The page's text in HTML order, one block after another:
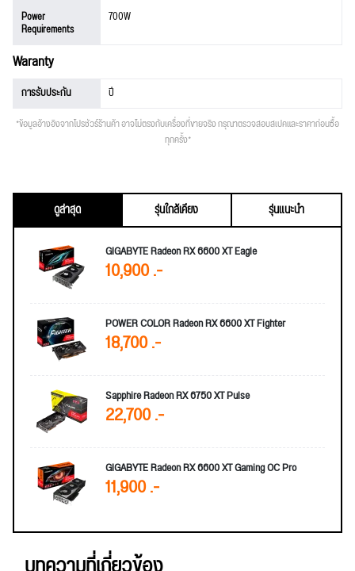
Power
Requirements
700W
Waranty
การรับประกัน ปี
*ข้อมูลอ้างอิงจากโปรชัวร์ร้านค้า อาจไม่ตรงกับเครื่องที่ขายจริง กรุณาตรวจสอบสเปคและราคาก่อนซื้อ
ทุกครั้ง*
ดูล่าสุด รุ่นใกล้เคียง
รุ่นแนะนำ
GIGABYTE Radeon RX 6600 XT Eagle
10,900 .-
POWER COLOR Radeon RX 6600 XT Fighter
18,700 .-
Sapphire Radeon RX 6750 XT Pulse
22,700 .-
GIGABYTE Radeon RX 6600 XT Gaming OC Pro
11,900 .-